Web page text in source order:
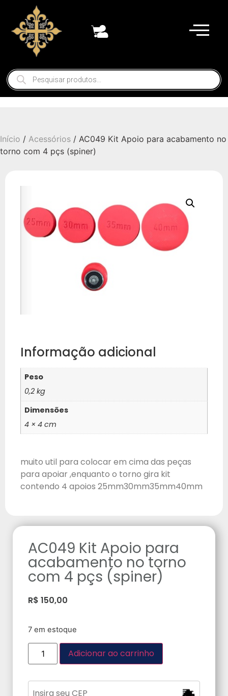
Início / Acessórios / AC049 Kit Apoio para acabamento no
torno com 4 pçs (spiner)
Informação adicional
Peso
0,2 kg
Dimensões
4 × 4 cm
muito util para colocar em cima das peças
para apoiar ,enquanto o torno gira kit
contendo 4 apoios 25mm30mm35mm40mm
AC049 Kit Apoio para
acabamento no torno
com 4 pçs (spiner)
R$ 150,00
7 em estoque
Adicionar ao carrinho